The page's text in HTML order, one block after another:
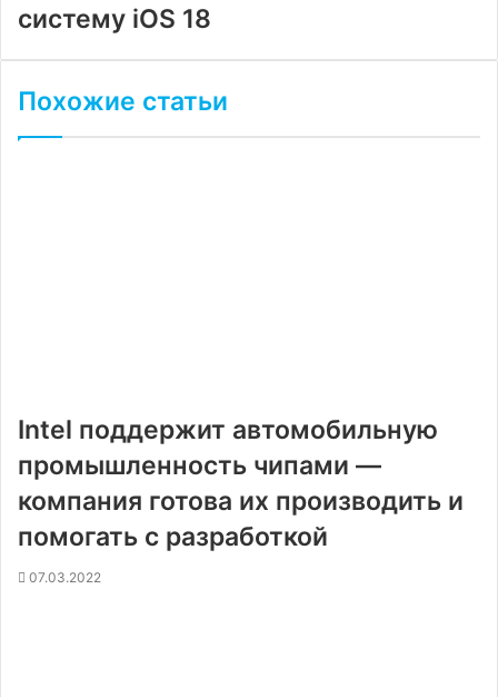
систему iOS 18
Похожие статьи
Intel поддержит автомобильную
промышленность чипами —
компания готова их производить и
помогать с разработкой
07.03.2022